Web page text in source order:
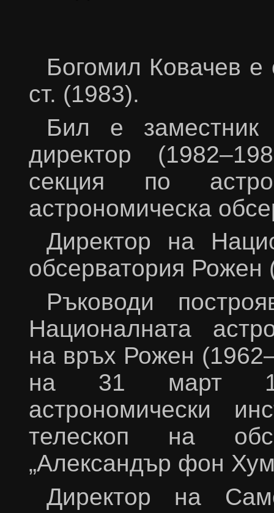
Богомил Ковачев е
ст. (1983).
Бил е заместник
директор
секция по
астрономическа
Директор на
обсерватория Рожен
Ръководи
Националната
на връх Рожен
на 31 март
астрономически
телескоп на
„Александър фон
Директор на